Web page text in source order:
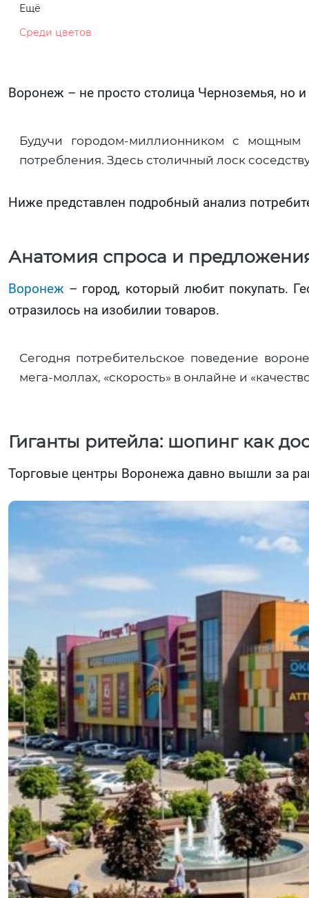
Ещё
Среди цветов
Воронеж – не просто столица Черноземья, но
Будучи городом-миллионником с мощным
потребления. Здесь столичный лоск
Ниже представлен подробный анализ
Анатомия спроса и
Воронеж – город, который любит покупать.
отразилось на изобилии товаров.
Сегодня потребительское поведение
мега-моллах, «скорость» в онлайне и
Гиганты ритейла: шопинг как
Торговые центры Воронежа давно вышли за